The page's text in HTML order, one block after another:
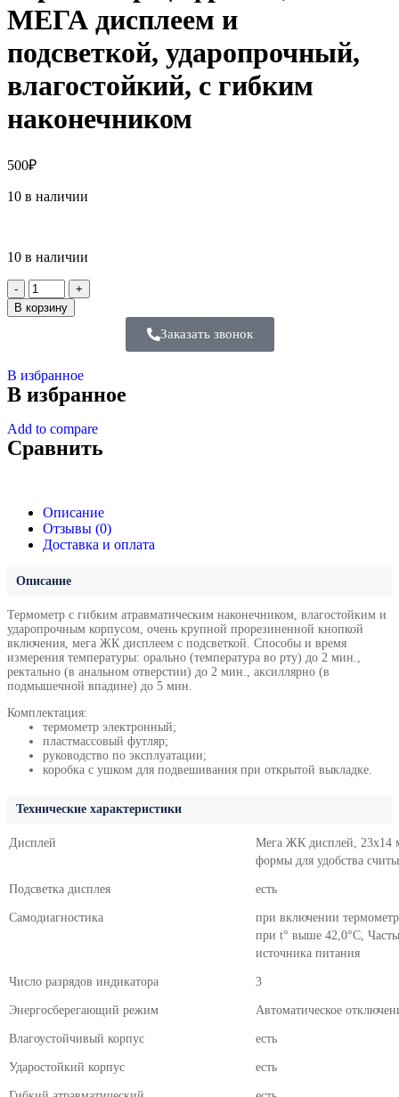
МЕГА дисплеем и
подсветкой, ударопрочный,
влагостойкий, с гибким
наконечником
500₽
10 в наличии
10 в наличии
В корзину
Заказать звонок
В избранное
В избранное
Add to compare
Сравнить
Описание
Отзывы (0)
Доставка и оплата
Описание
Термометр с гибким атравматическим наконечником, влагостойким и
ударопрочным корпусом, очень крупной прорезиненной кнопкой
включения, мега ЖК дисплеем с подсветкой. Способы и время
измерения температуры: орально (температура во рту) до 2 мин.,
ректально (в анальном отверстии) до 2 мин., аксиллярно (в
подмышечной впадине) до 5 мин.
Комплектация:
термометр электронный;
пластмассовый футляр;
руководство по эксплуатации;
коробка с ушком для подвешивания при открытой выкладке.
Технические характеристики
Дисплей
Мега ЖК дисплей, 23х14
формы для удобства
Подсветка дисплея есть
Самодиагностика
при включении
при t° выше 42,0°С,
источника питания
Число разрядов индикатора 3
Энергосберегающий режим Автоматическое
Влагоустойчивый корпус есть
Ударостойкий корпус есть